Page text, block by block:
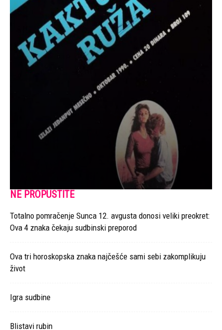
NE PROPUSTITE
Totalno pomračenje Sunca 12. avgusta donosi veliki preokret:
Ova 4 znaka čekaju sudbinski preporod
Ova tri horoskopska znaka najčešće sami sebi zakomplikuju
život
Igra sudbine
Blistavi rubin